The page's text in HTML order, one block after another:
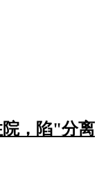
，陷"分离